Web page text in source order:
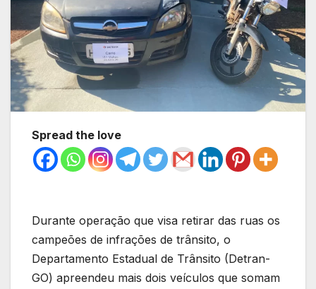
Spread the love
Durante operação que visa retirar das ruas os
campeões de infrações de trânsito, o
Departamento Estadual de Trânsito (Detran-
GO) apreendeu mais dois veículos que somam